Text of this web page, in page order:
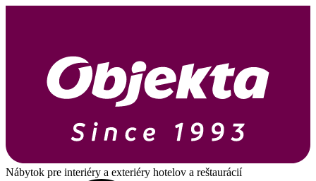
Nábytok pre interiéry a exteriéry hotelov a reštaurácií